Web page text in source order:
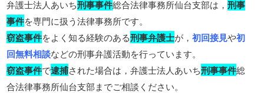
弁護士法人あいち刑事事件総合法律事務所仙台支部は，刑事
事件を専門に扱う法律事務所です。
窃盗事件をよく知る経験のある刑事弁護士が，初回接見や初
回無料相談などの刑事弁護活動を行っています。
窃盗事件で逮捕された場合は，弁護士法人あいち刑事事件総
合法律事務所仙台支部までご相談ください。